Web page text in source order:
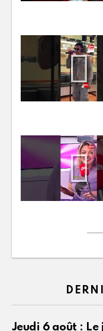
Jeudi 6 août : Le